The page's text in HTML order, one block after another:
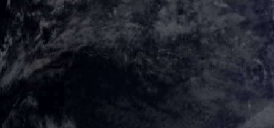
01
Analyse
Wir analysieren Ihre Anforderungen, Zielgruppe und
Wettbewerber – für ein solides strategisches Fundament.
Konzept